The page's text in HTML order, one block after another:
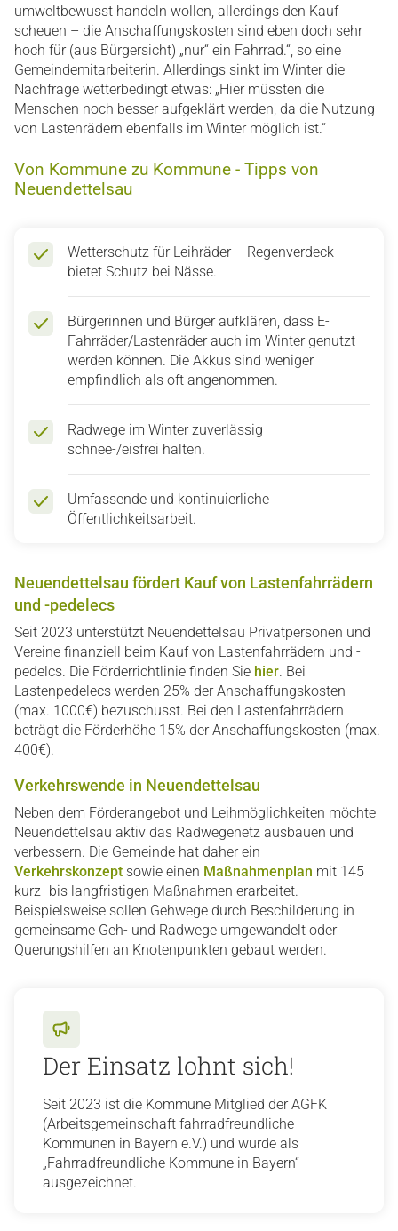
umweltbewusst handeln wollen, allerdings den Kauf
scheuen – die Anschaffungskosten sind eben doch sehr
hoch für (aus Bürgersicht) „nur“ ein Fahrrad.“, so eine
Gemeindemitarbeiterin. Allerdings sinkt im Winter die
Nachfrage wetterbedingt etwas: „Hier müssten die
Menschen noch besser aufgeklärt werden, da die Nutzung
von Lastenrädern ebenfalls im Winter möglich ist.“
Von Kommune zu Kommune - Tipps von
Neuendettelsau
Wetterschutz für Leihräder – Regenverdeck
bietet Schutz bei Nässe.
Bürgerinnen und Bürger aufklären, dass E-
Fahrräder/Lastenräder auch im Winter genutzt
werden können. Die Akkus sind weniger
empfindlich als oft angenommen.
Radwege im Winter zuverlässig
schnee-/eisfrei halten.
Umfassende und kontinuierliche
Öffentlichkeitsarbeit.
Neuendettelsau fördert Kauf von Lastenfahrrädern
und -pedelecs
Seit 2023 unterstützt Neuendettelsau Privatpersonen und
Vereine finanziell beim Kauf von Lastenfahrrädern und -
pedelcs. Die Förderrichtlinie finden Sie hier. Bei
Lastenpedelecs werden 25% der Anschaffungskosten
(max. 1000€) bezuschusst. Bei den Lastenfahrrädern
beträgt die Förderhöhe 15% der Anschaffungskosten (max.
400€).
Verkehrswende in Neuendettelsau
Neben dem Förderangebot und Leihmöglichkeiten möchte
Neuendettelsau aktiv das Radwegenetz ausbauen und
verbessern. Die Gemeinde hat daher ein
Verkehrskonzept sowie einen Maßnahmenplan mit 145
kurz- bis langfristigen Maßnahmen erarbeitet.
Beispielsweise sollen Gehwege durch Beschilderung in
gemeinsame Geh- und Radwege umgewandelt oder
Querungshilfen an Knotenpunkten gebaut werden.
Der Einsatz lohnt sich!
Seit 2023 ist die Kommune Mitglied der AGFK
(Arbeitsgemeinschaft fahrradfreundliche
Kommunen in Bayern e.V.) und wurde als
„Fahrradfreundliche Kommune in Bayern“
ausgezeichnet.